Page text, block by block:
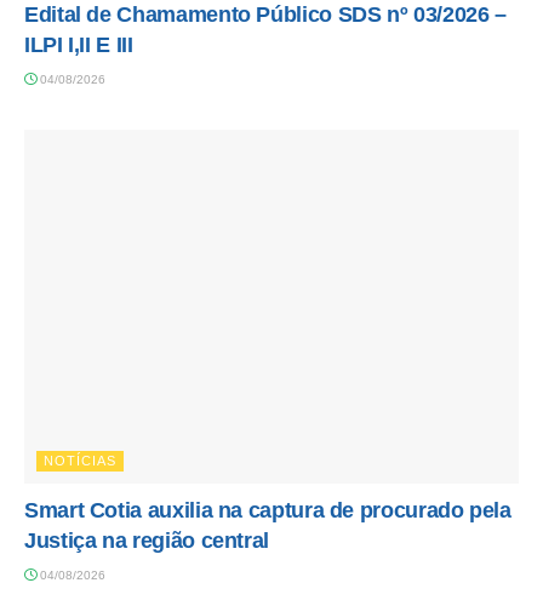
Edital de Chamamento Público SDS nº 03/2026 –
ILPI I,II E III
04/08/2026
NOTÍCIAS
Smart Cotia auxilia na captura de procurado pela
Justiça na região central
04/08/2026